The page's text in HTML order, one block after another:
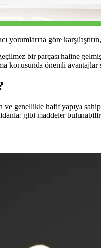
yorumlarına göre
bir parçası haline
konusunda önemli avantajlar
ve genellikle hafif yapıya
gibi maddeler
Sağlığını